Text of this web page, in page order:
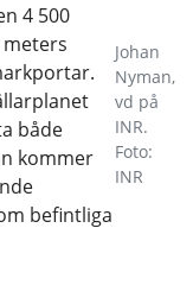
Johan
Nyman,
vd på
INR.
Foto:
INR
4 500
både
kommer
befintliga